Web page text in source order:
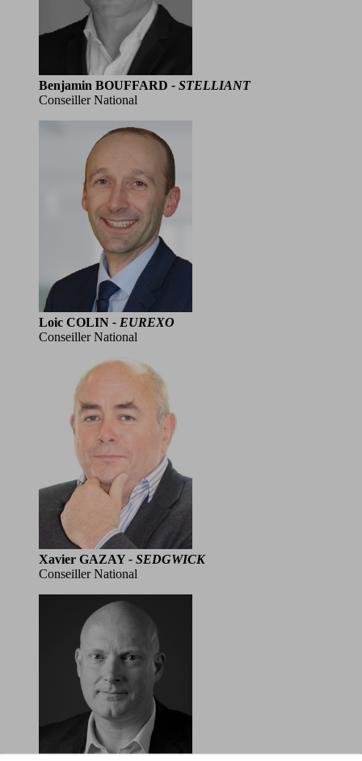
Benjamin BOUFFARD - STELLIANT
Conseiller National
Loic COLIN - EUREXO
Conseiller National
Xavier GAZAY- SEDGWICK
Conseiller National